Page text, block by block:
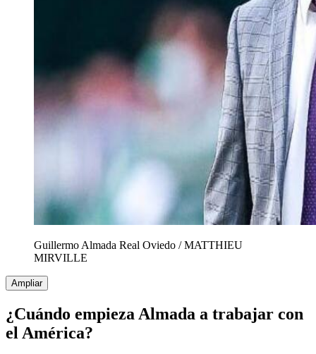
Guillermo Almada Real Oviedo /MATTHIEU
MIRVILLE
Ampliar
¿Cuándo empieza Almada a trabajar con
el América?